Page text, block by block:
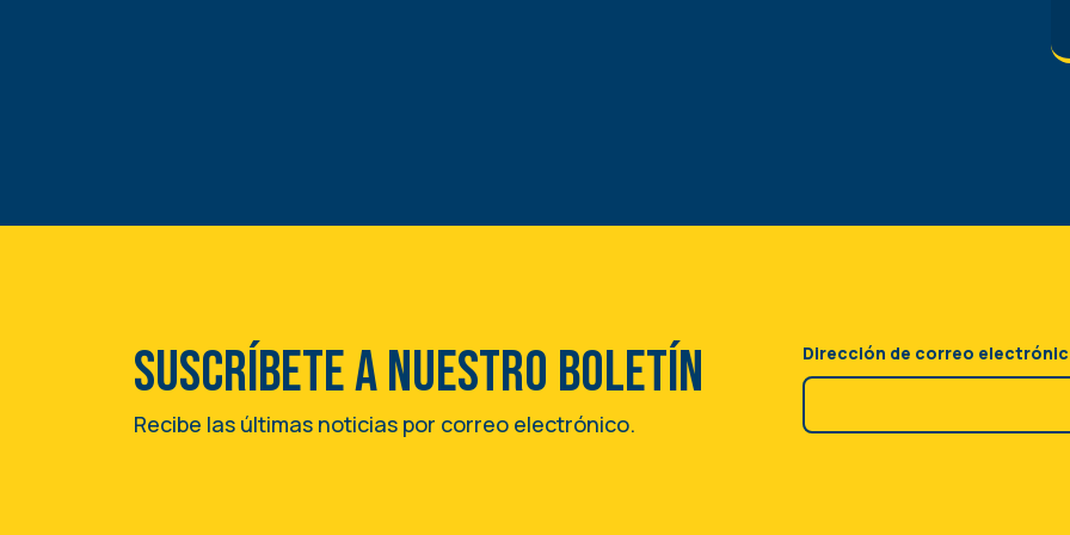
Suscríbete a nuestro boletín
Recibe las últimas noticias por correo electrónico.
Dirección de correo